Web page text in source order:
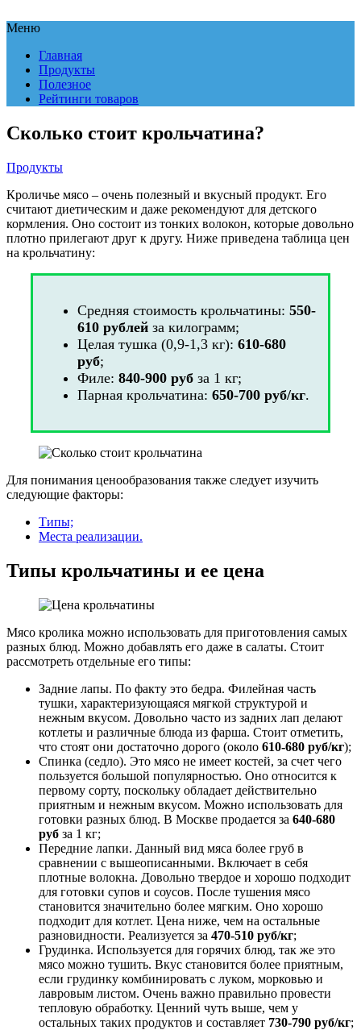
Меню
Главная
Продукты
Полезное
Рейтинги товаров
Сколько стоит крольчатина?
Продукты
Кроличье мясо – очень полезный и вкусный продукт. Его
считают диетическим и даже рекомендуют для детского
кормления. Оно состоит из тонких волокон, которые довольно
плотно прилегают друг к другу. Ниже приведена таблица цен
на крольчатину:
Средняя стоимость крольчатины: 550-
610 рублей за килограмм;
Целая тушка (0,9-1,3 кг): 610-680
руб;
Филе: 840-900 руб за 1 кг;
Парная крольчатина: 650-700 руб/кг.
Для понимания ценообразования также следует изучить
следующие факторы:
Типы;
Места реализации.
Типы крольчатины и ее цена
Мясо кролика можно использовать для приготовления самых
разных блюд. Можно добавлять его даже в салаты. Стоит
рассмотреть отдельные его типы:
Задние лапы. По факту это бедра. Филейная часть
тушки, характеризующаяся мягкой структурой и
нежным вкусом. Довольно часто из задних лап делают
котлеты и различные блюда из фарша. Стоит отметить,
что стоят они достаточно дорого (около 610-680 руб/кг);
Спинка (седло). Это мясо не имеет костей, за счет чего
пользуется большой популярностью. Оно относится к
первому сорту, поскольку обладает действительно
приятным и нежным вкусом. Можно использовать для
готовки разных блюд. В Москве продается за 640-680
руб за 1 кг;
Передние лапки. Данный вид мяса более груб в
сравнении с вышеописанными. Включает в себя
плотные волокна. Довольно твердое и хорошо подходит
для готовки супов и соусов. После тушения мясо
становится значительно более мягким. Оно хорошо
подходит для котлет. Цена ниже, чем на остальные
разновидности. Реализуется за 470-510 руб/кг;
Грудинка. Используется для горячих блюд, так же это
мясо можно тушить. Вкус становится более приятным,
если грудинку комбинировать с луком, морковью и
лавровым листом. Очень важно правильно провести
тепловую обработку. Ценний чуть выше, чем у
остальных таких продуктов и составляет 730-790 руб/кг;